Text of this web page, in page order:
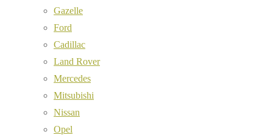
Gazelle
Ford
Cadillac
Land Rover
Mercedes
Mitsubishi
Nissan
Opel